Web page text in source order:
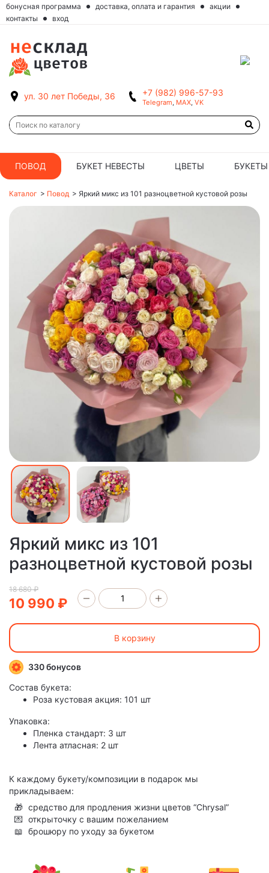
бонусная программа доставка, оплата и гарантия
акции
контакты
вход
ул. 30 лет Победы, 36 +7 (982) 996-57-93
Telegram, MAX, VK
ПОВОД БУКЕТ НЕВЕСТЫ ЦВЕТЫ БУКЕТЫ
Каталог > Повод > Яркий микс из 101 разноцветной кустовой розы
Яркий микс из 101
разноцветной кустовой розы
18 680 ₽
10 990 ₽
В корзину
330 бонусов
Состав букета:
Роза кустовая акция: 101 шт
Упаковка:
Пленка стандарт: 3 шт
Лента атласная: 2 шт
К каждому букету/композиции в подарок мы
прикладываем:
🎁 средство для продления жизни цветов “Chrysal”
💌 открыточку с вашим пожеланием
📖 брошюру по уходу за букетом